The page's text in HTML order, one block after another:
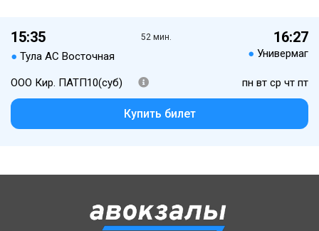
15:35
● Тула АС Восточная
52 мин. 16:27
● Универмаг
ООО Кир. ПАТП10(суб) пн вт ср чт пт
Купить билет